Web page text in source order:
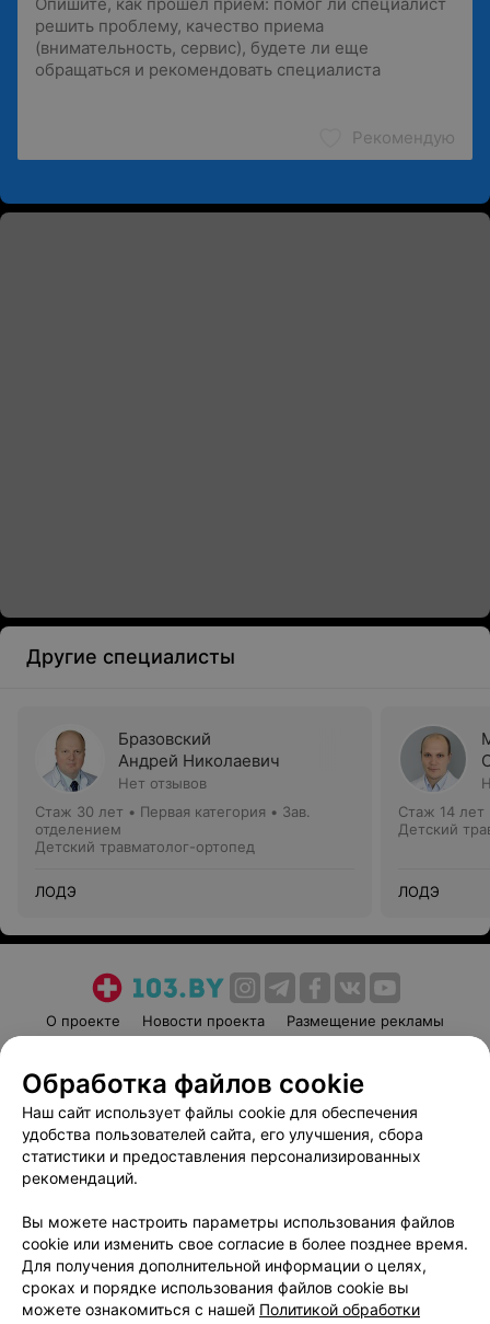
Рекомендую
Другие специалисты
Бразовский
Андрей Николаевич
Нет отзывов
Стаж 30 лет • Первая категория • Зав.
отделением
Детский травматолог-ортопед
ЛОДЭ
Стаж 14 лет
Детский
ЛОДЭ
О проекте Новости проекта
Размещение рекламы
Пользовательское соглашение
Способы оплаты
Вакансии
Партнеры
Написать руководителю 103.by
Обработка персональных данных
Обработка файлов cookie
Наш сайт использует файлы cookie для обеспечения
удобства пользователей сайта, его улучшения, сбора
статистики и предоставления персонализированных
рекомендаций.
Вы можете настроить параметры использования файлов
cookie или изменить свое согласие в более позднее время.
Для получения дополнительной информации о целях,
сроках и порядке использования файлов cookie вы
можете ознакомиться с нашей Политикой обработки